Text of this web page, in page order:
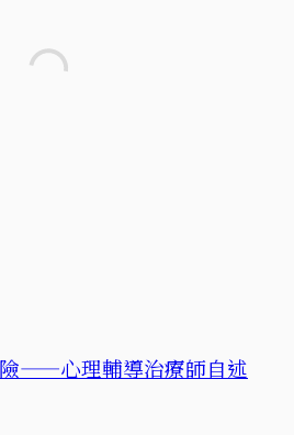
——心理輔導治療師自述